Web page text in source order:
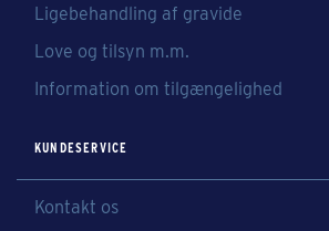
Ligebehandling af gravide
Love og tilsyn m.m.
Information om tilgængelighed
KUNDESERVICE
Kontakt os